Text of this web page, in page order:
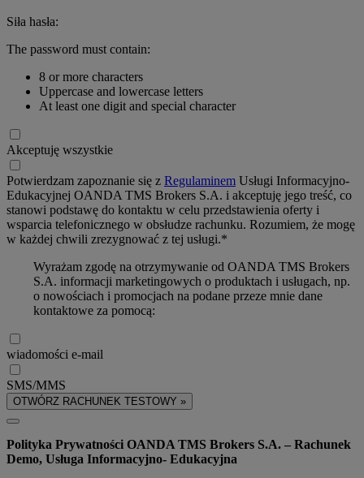
Siła hasła:
The password must contain:
8 or more characters
Uppercase and lowercase letters
At least one digit and special character
Akceptuję wszystkie
Potwierdzam zapoznanie się z Regulaminem Usługi Informacyjno-
Edukacyjnej OANDA TMS Brokers S.A. i akceptuję jego treść, co
stanowi podstawę do kontaktu w celu przedstawienia oferty i
wsparcia telefonicznego w obsłudze rachunku. Rozumiem, że mogę
w każdej chwili zrezygnować z tej usługi.*
Wyrażam zgodę na otrzymywanie od OANDA TMS Brokers
S.A. informacji marketingowych o produktach i usługach, np.
o nowościach i promocjach na podane przeze mnie dane
kontaktowe za pomocą:
wiadomości e-mail
SMS/MMS
OTWÓRZ RACHUNEK TESTOWY »
Polityka Prywatności OANDA TMS Brokers S.A. – Rachunek
Demo, Usługa Informacyjno- Edukacyjna